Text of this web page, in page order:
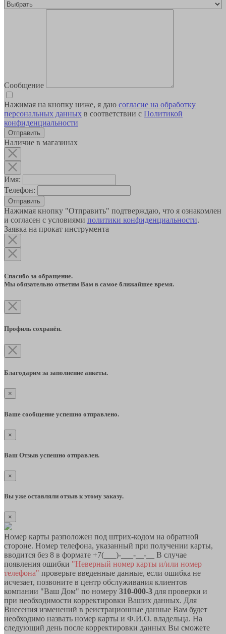
Сообщение
Нажимая на кнопку ниже, я даю согласие на обработку
персональных данных в соответствии с Политикой
конфиденциальности
Наличие в магазинах
Имя:
Телефон:
Отправить
Нажимая кнопку "Отправить" подтверждаю, что я ознакомлен
и согласен с условиями политики конфиденциальности.
Заявка на прокат инструмента
Спасибо за обращение.
Мы обязательно ответим Вам в самое ближайшее время.
Профиль сохранён.
Благодарим за заполнение анкеты.
×
Ваше сообщение успешно отправлено.
×
Ваш Отзыв успешно отправлен.
×
Вы уже оставляли отзыв к этому заказу.
×
Номер карты разположен под штрих-кодом на обратной
стороне. Номер телефона, указанный при получении карты,
вводится без 8 в формате +7(___)-___-__-__ В случае
появления ошибки "Неверный номер карты и/или номер
телефона" проверьте введенные данные, если ошибка не
исчезает, позвоните в центр обслуживания клиентов
компании "Ваш Дом" по номеру 310-000-3 для проверки и
при необходимости корректировки Ваших данных. Для
Внесения изменений в реистрационные данные Вам будет
необходимо назвать номер карты и Ф.И.О. владельца. На
следующий день после корректировки данных Вы сможете